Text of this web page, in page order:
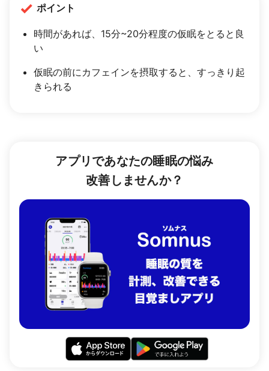
ポイント
時間があれば、15分~20分程度の仮眠をとると良
い
仮眠の前にカフェインを摂取すると、すっきり起
きられる
アプリであなたの睡眠の悩み
改善しませんか？